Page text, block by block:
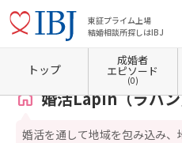
東証プライム上場
結婚相談所探しはIBJ
ホーム 山口県の結婚相談所 山口県防府市
婚活Lapin（ラパ
婚活を通して地域を包み込み
トップ
成婚者
エピソード
(0)